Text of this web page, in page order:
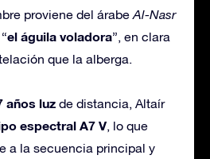
proviene del árabe Al-Nasr
el águila voladora”, en clara
que la alberga.
años luz de distancia, Altaír
espectral A7 V, lo que
a la secuencia principal y